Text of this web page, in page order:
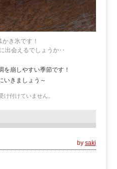
き氷です！
出会えるでしょうか‥
を崩しやすい季節です！
いきましょう～
け付けていません。
by saki